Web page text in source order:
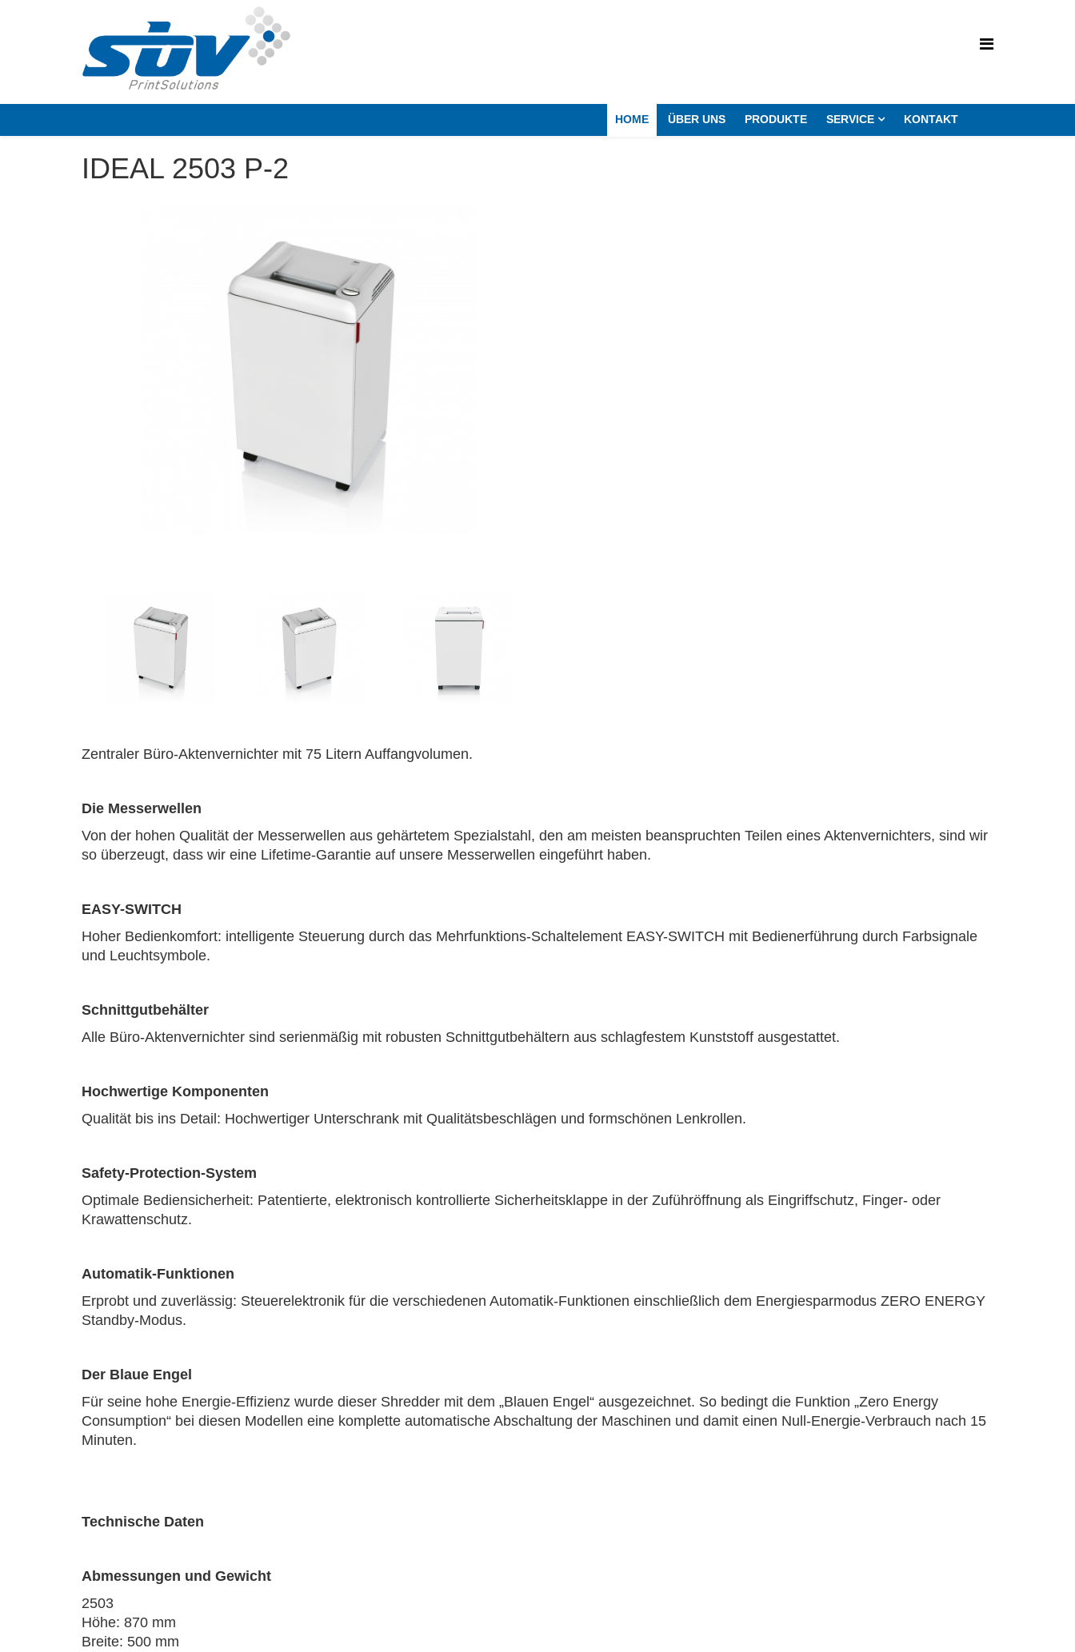
HOME ÜBER UNS PRODUKTE SERVICE KONTAKT
IDEAL 2503 P-2
Zentraler Büro-Aktenvernichter mit 75 Litern Auffangvolumen.
Die Messerwellen
Von der hohen Qualität der Messerwellen aus gehärtetem Spezialstahl, den am meisten beanspruchten Teilen eines Aktenvernichters, sind wir
so überzeugt, dass wir eine Lifetime-Garantie auf unsere Messerwellen eingeführt haben.
EASY-SWITCH
Hoher Bedienkomfort: intelligente Steuerung durch das Mehrfunktions-Schaltelement EASY-SWITCH mit Bedienerführung durch Farbsignale
und Leuchtsymbole.
Schnittgutbehälter
Alle Büro-Aktenvernichter sind serienmäßig mit robusten Schnittgutbehältern aus schlagfestem Kunststoff ausgestattet.
Hochwertige Komponenten
Qualität bis ins Detail: Hochwertiger Unterschrank mit Qualitätsbeschlägen und formschönen Lenkrollen.
Safety-Protection-System
Optimale Bediensicherheit: Patentierte, elektronisch kontrollierte Sicherheitsklappe in der Zuführöffnung als Eingriffschutz, Finger- oder
Krawattenschutz.
Automatik-Funktionen
Erprobt und zuverlässig: Steuerelektronik für die verschiedenen Automatik-Funktionen einschließlich dem Energiesparmodus ZERO ENERGY
Standby-Modus.
Der Blaue Engel
Für seine hohe Energie-Effizienz wurde dieser Shredder mit dem „Blauen Engel“ ausgezeichnet. So bedingt die Funktion „Zero Energy
Consumption“ bei diesen Modellen eine komplette automatische Abschaltung der Maschinen und damit einen Null-Energie-Verbrauch nach 15
Minuten.
Technische Daten
Abmessungen und Gewicht
2503
Höhe: 870 mm
Breite: 500 mm